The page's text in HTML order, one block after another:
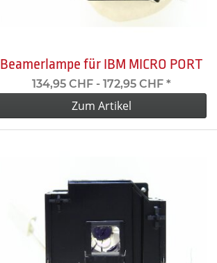
Beamerlampe für IBM MICRO PORT
134,95 CHF - 172,95 CHF *
Zum Artikel